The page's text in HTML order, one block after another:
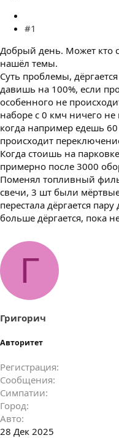
#1
Добрый день. Может кто
нашёл темы.
Суть проблемы,
давишь на 100%, если
особенного не
наборе с 0 кмч ничего
когда например едешь
происходит
Когда стоишь на
примерно после 3000
Поменял топливный
свечи, 3 шт были
перестала дёргается
больше дёргается, пока
Г
Григорич
Авторитет
Регистрация
Сообщения
Симпатии
Город
Авто
28 Дек 2025